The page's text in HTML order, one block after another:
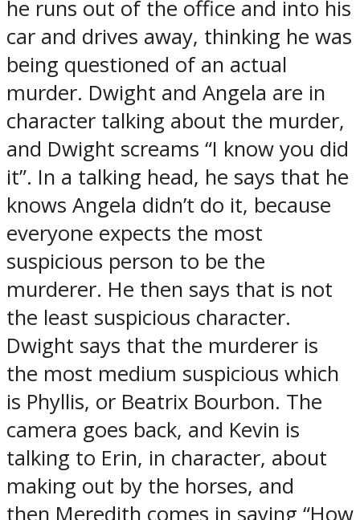
he runs out of the office and into his
car and drives away, thinking he was
being questioned of an actual
murder. Dwight and Angela are in
character talking about the murder,
and Dwight screams “I know you did
it”. In a talking head, he says that he
knows Angela didn’t do it, because
everyone expects the most
suspicious person to be the
murderer. He then says that is not
the least suspicious character.
Dwight says that the murderer is
the most medium suspicious which
is Phyllis, or Beatrix Bourbon. The
camera goes back, and Kevin is
talking to Erin, in character, about
making out by the horses, and
then Meredith comes in saying “How